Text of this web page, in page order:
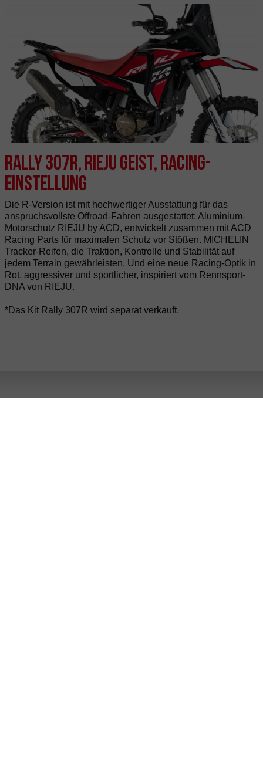
Rally 307R, Rieju Geist, Racing-
Einstellung
Die R-Version ist mit hochwertiger Ausstattung für das
anspruchsvollste Offroad-Fahren ausgestattet: Aluminium-
Motorschutz RIEJU by ACD, entwickelt zusammen mit ACD
Racing Parts für maximalen Schutz vor Stößen. MICHELIN
Tracker-Reifen, die Traktion, Kontrolle und Stabilität auf
jedem Terrain gewährleisten. Und eine neue Racing-Optik in
Rot, aggressiver und sportlicher, inspiriert vom Rennsport-
DNA von RIEJU.
*Das Kit Rally 307R wird separat verkauft.